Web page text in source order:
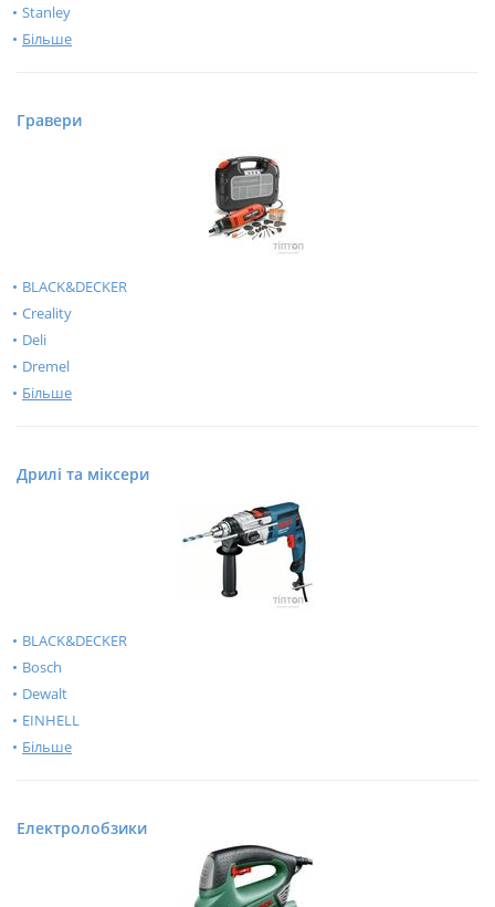
Stanley
Більше
Гравери
BLACK&DECKER
Creality
Deli
Dremel
Більше
Дрилі та міксери
BLACK&DECKER
Bosch
Dewalt
EINHELL
Більше
Електролобзики